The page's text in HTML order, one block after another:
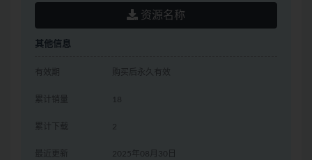
资源名称
其他信息
有效期 购买后永久有效
累计销量 18
累计下载 2
最近更新 2025年08月30日